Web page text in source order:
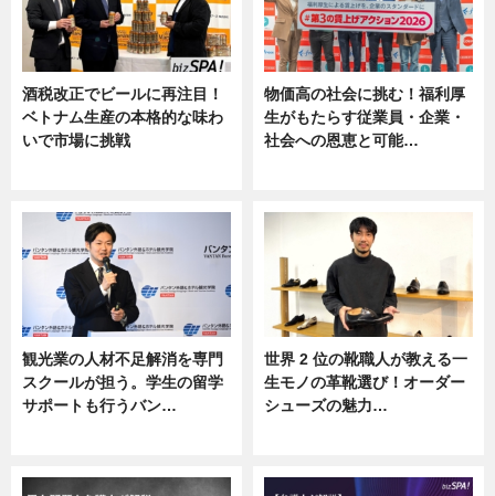
酒税改正でビールに再注目！
ベトナム生産の本格的な味わ
いで市場に挑戦
物価高の社会に挑む！福利厚
生がもたらす従業員・企業・
社会への恩恵と可能…
観光業の人材不足解消を専門
スクールが担う。学生の留学
サポートも行うバン…
世界 2 位の靴職人が教える一
生モノの革靴選び！オーダー
シューズの魅力…